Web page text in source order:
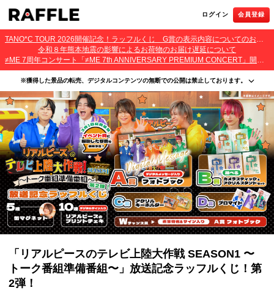
ログイン 会員登録
TANO*C TOUR 2026開催記念！ラッフルくじ G賞の表示内容についてのお詫びとご報告
令和８年熊本地震の影響によるお荷物のお届け遅延について
≠ME 7周年コンサート「≠ME 7th ANNIVERSARY PREMIUM CONCERT」開催記念ラッフルくじ 景品お届け遅延のお詫びとご案内
※獲得した景品の転売、デジタルコンテンツの無断での公開は禁止しております。
・本サービスで獲得された景品をオークション等へ出品する行為、その他営利目的での転売行
為は禁止しております。
・本サービスで獲得された動画･画像･ボイス等のデジタルコンテンツは、出品者が著作権を有
しております。無断でのSNS等での公開、譲渡、その他著作権を侵害する行為は禁止しており
ます。
・当選権利は当選者ご本人のみ有効となります。当選権利の譲渡、オークション等への出品、
その他営利目的での転売は禁止しております。
「リアルピースのテレビ上陸大作戦 SEASON1 〜
トーク番組準備番組〜」放送記念ラッフルくじ！第
2弾！